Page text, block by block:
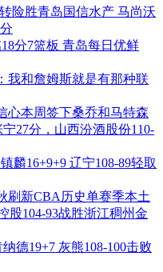
险胜青岛国信水产 马尚沃
分7篮板 青岛每日优鲜
我和詹姆斯就是有那种联
心本周签下桑乔和马特森
27分，山西汾酒股份110-
麟16+9+9 辽宁108-89轻取
刷新CBA历史单赛季本土
股104-93战胜浙江稠州金
德19+7 灰熊108-100击败